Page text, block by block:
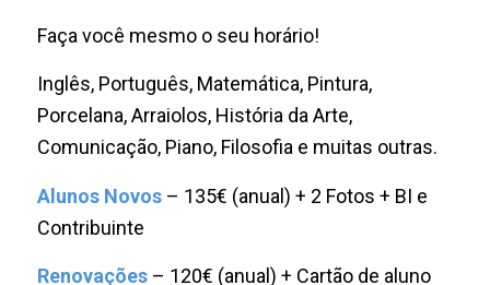
Faça você mesmo o seu horário!
Inglês, Português, Matemática, Pintura,
Porcelana, Arraiolos, História da Arte,
Comunicação, Piano, Filosofia e muitas outras.
Alunos Novos– 135€ (anual) + 2 Fotos + BI e
Contribuinte
Renovações– 120€ (anual) + Cartão de aluno